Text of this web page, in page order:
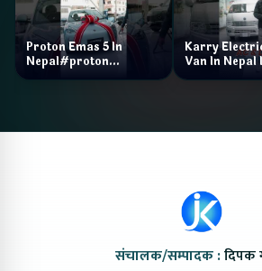
Proton Emas 5 In
Nepal#proton
#protonemas5#protonnepal#evcarnepal
Karry
Van In Nepal
Bazar II
संचालक/सम्पादक :दिपक